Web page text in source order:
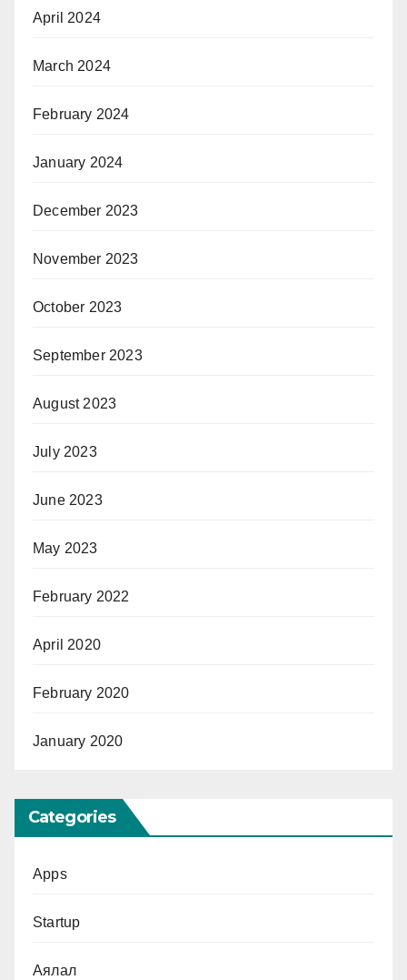
April 2024
March 2024
February 2024
January 2024
December 2023
November 2023
October 2023
September 2023
August 2023
July 2023
June 2023
May 2023
February 2022
April 2020
February 2020
January 2020
Categories
Apps
Startup
Аялал